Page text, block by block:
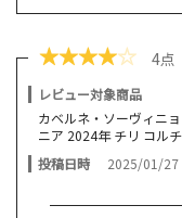
★★★★☆ 4点
レビュー対象商品
カベルネ・ソーヴィニ
ニア 2024年 チリ コル
投稿日時
2025/01/27